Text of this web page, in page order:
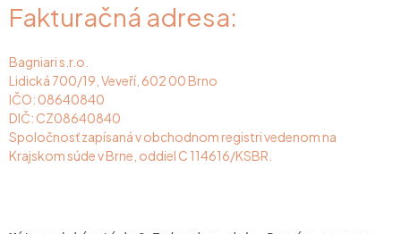
Fakturačná adresa:
Bagniari s.r.o.
Lidická 700/19, Veveří, 602 00 Brno
IČO: 08640840
DIČ: CZ08640840
Spoločnosť zapísaná v obchodnom registri vedenom na
Krajskom súde v Brne, oddiel C 114616/KSBR.